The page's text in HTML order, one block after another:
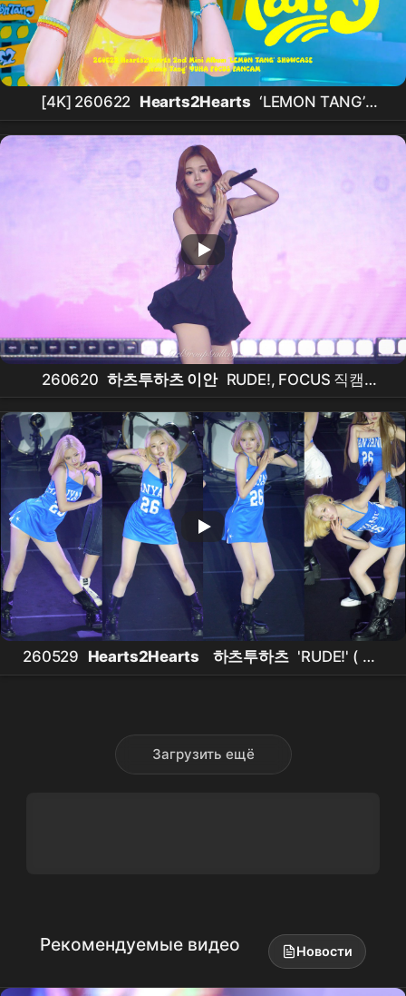
[4K] 260622 Hearts2Hearts ‘LEMON TANG’
Showcase - ‘Lemon Tang’ 하츠투하츠 유하 직캠
H2H
Yuha Focus
260620 하츠투하츠 이안 RUDE!, FOCUS 직캠
4K60p Hearts2Hearts fancam
260529 Hearts2Hearts 하츠투하츠 'RUDE!' ( 지
우 직캠) 한양대학교 축제
Загрузить ещё
Рекомендуемые видео Новости